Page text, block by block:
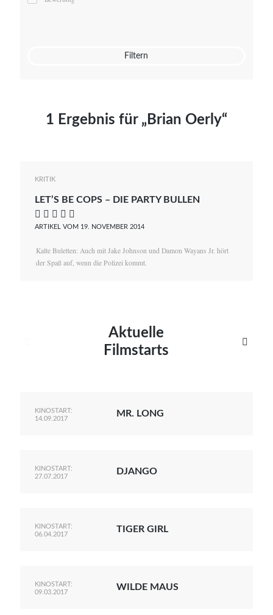
Mato von Vogelstein
Filtern
1 Ergebnis für „Brian Oerly“
KRITIK
LET’S BE COPS – DIE PARTY BULLEN
    
ARTIKEL VOM 19. NOVEMBER 2014
Kalte Buletten: Auch mit Jake Johnson und Damon Wayans Jr. hört
der Spaß auf, wenn die Polizei kommt.
Aktuelle
Filmstarts

KINOSTART:
14.09.2017
MR. LONG
KINOSTART:
27.07.2017
DJANGO
KINOSTART:
06.04.2017
TIGER GIRL
KINOSTART:
09.03.2017
WILDE MAUS